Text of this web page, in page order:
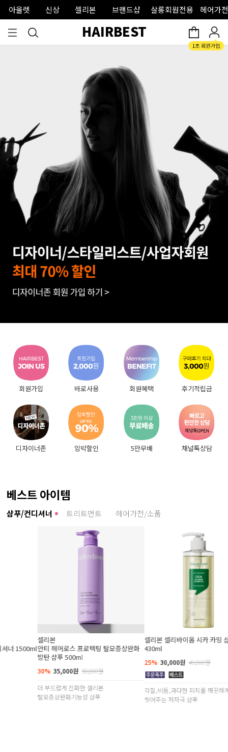
아울렛 신상 셀리본 브랜드샵 살롱회원전용 헤어가
HAIRBEST
회원가입 바로사용 회원혜택 후기적립금
디자이너존 임박할인 5만무배 채널톡상담
베스트 아이템
샴푸/컨디셔너 트리트먼트 헤어가전/소품
탈모증상완화
셀리본 셀리바이옴 시카 카밍 샴푸
430ml
25% 30,000원
각질,비듬,과다한 피지를 깨끗하게
씻어주는 저자극 샴푸
셀리본 셀리바이옴 티트
(탈모증상완화 기능성 샴
25%30,000원40,000원
탈모증상환화 기능성 특허
딥클렌징